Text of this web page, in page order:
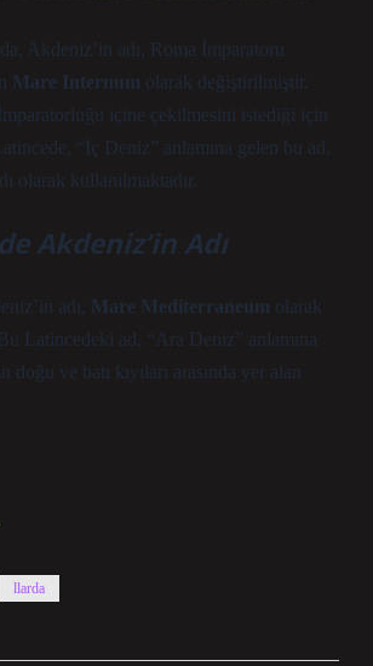
Akdeniz’in adı, Roma İmparatoru
Mare Internum olarak değiştirilmiştir.
içine çekilmesini istediği için
“İç Deniz” anlamına gelen bu ad,
olarak kullanılmaktadır.
Akdeniz’in Adı
adı, Mare Mediterraneum olarak
Latincedeki ad, “Ara Deniz” anlamına
ve batı kıyıları arasında yer alan
llarda